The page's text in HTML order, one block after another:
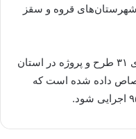
شهرستان‌های قروه و سقز
وی در پایان خاطرنشان کرد: برای اجرای ۳۱ طرح و پروژه در استان
اختصاص داده شده است که